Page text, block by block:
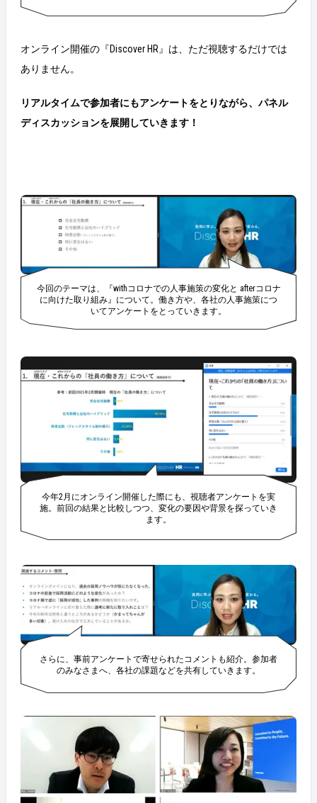
オンライン開催の『Discover HR』は、ただ視聴するだけでは
ありません。
リアルタイムで参加者にもアンケートをとりながら、パネル
ディスカッションを展開していきます！
今回のテーマは、『withコロナでの人事施策の変化と afterコロナ
に向けた取り組み』について。働き方や、各社の人事施策につ
いてアンケートをとっていきます。
今年2月にオンライン開催した際にも、視聴者アンケートを実
施。前回の結果と比較しつつ、変化の要因や背景を探っていき
ます。
さらに、事前アンケートで寄せられたコメントも紹介。参加者
のみなさまへ、各社の課題などを共有していきます。